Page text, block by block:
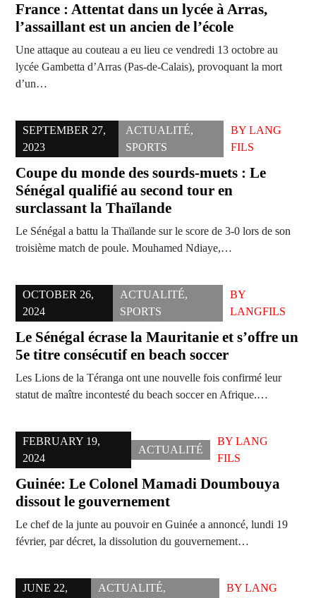
France : Attentat dans un lycée à Arras,
l’assaillant est un ancien de l’école
Une attaque au couteau a eu lieu ce vendredi 13 octobre au
lycée Gambetta d’Arras (Pas-de-Calais), provoquant la mort
d’un…
SEPTEMBER 27,
2023
ACTUALITÉ,
SPORTS
BYLANG
FILS
Coupe du monde des sourds-muets : Le
Sénégal qualifié au second tour en
surclassant la Thaïlande
Le Sénégal a battu la Thaïlande sur le score de 3-0 lors de son
troisième match de poule. Mouhamed Ndiaye,…
OCTOBER 26,
2024
ACTUALITÉ,
SPORTS
BY
LANGFILS
Le Sénégal écrase la Mauritanie et s’offre un
5e titre consécutif en beach soccer
Les Lions de la Téranga ont une nouvelle fois confirmé leur
statut de maître incontesté du beach soccer en Afrique.…
FEBRUARY 19,
2024
ACTUALITÉ
BYLANG
FILS
Guinée: Le Colonel Mamadi Doumbouya
dissout le gouvernement
Le chef de la junte au pouvoir en Guinée a annoncé, lundi 19
février, par décret, la dissolution du gouvernement…
JUNE 22,
ACTUALITÉ,
BYLANG